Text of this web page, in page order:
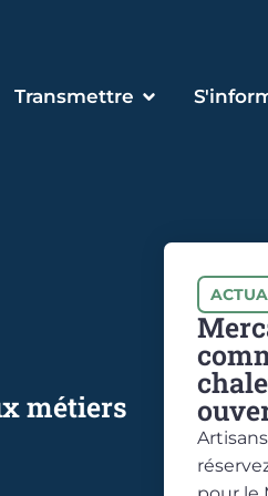
Transmettre
métiers